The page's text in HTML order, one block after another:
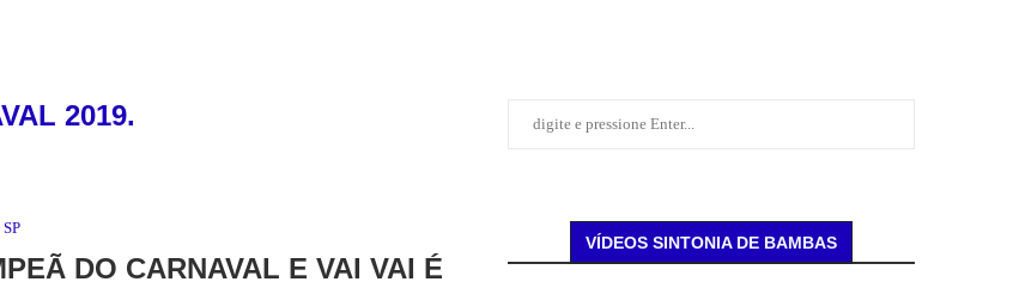
2019.
DO CARNAVAL E VAI VAI É
VÍDEOS SINTONIA DE BAMBAS